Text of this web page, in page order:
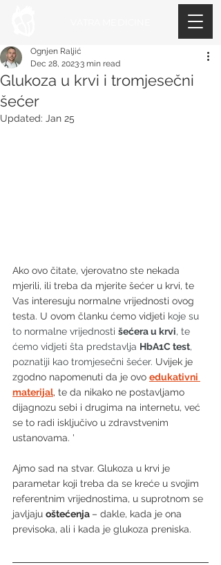
Glukoza u krvi i tromjesečni
šećer
Ognjen Raljić
Dec 28, 20233 min read
Updated: Jan 25
Ako ovo čitate, vjerovatno ste nekada
mjerili, ili treba da mjerite šećer u krvi, te
Vas interesuju normalne vrijednosti ovog
testa. U ovom članku ćemo vidjeti koje su
to normalne vrijednosti šećera u krvi, te
ćemo vidjeti šta predstavlja HbA1C test,
poznatiji kao tromjesečni šećer. Uvijek je
zgodno napomenuti da je ovo edukativni
materijal, te da nikako ne postavljamo
dijagnozu sebi i drugima na internetu, već
se to radi isključivo u zdravstvenim
ustanovama. '
Ajmo sad na stvar. Glukoza u krvi je
parametar koji treba da se kreće u svojim
referentnim vrijednostima, u suprotnom se
javljaju oštećenja – dakle, kada je ona
previsoka, ali i kada je glukoza preniska.